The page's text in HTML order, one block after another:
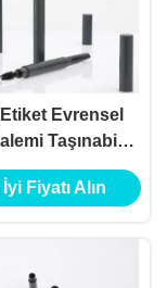
Evrensel
Taşınabilir
Kalemi
Çift uçlu Kaş
İyi Fiyatı Alın